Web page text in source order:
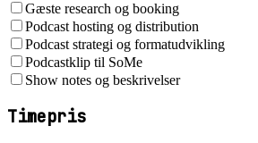
Gæste research og booking
Podcast hosting og distribution
Podcast strategi og formatudvikling
Podcastklip til SoMe
Show notes og beskrivelser
Timepris